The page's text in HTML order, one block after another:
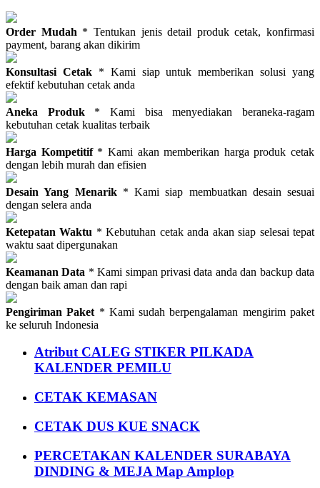
Order Mudah * Tentukan jenis detail produk cetak, konfirmasi
payment, barang akan dikirim
Konsultasi Cetak* Kami siap untuk memberikan solusi yang
efektif kebutuhan cetak anda
Aneka Produk * Kami bisa menyediakan beraneka-ragam
kebutuhan cetak kualitas terbaik
Harga Kompetitif* Kami akan memberikan harga produk cetak
dengan lebih murah dan efisien
Desain Yang Menarik* Kami siap membuatkan desain sesuai
dengan selera anda
Ketepatan Waktu * Kebutuhan cetak anda akan siap selesai tepat
waktu saat dipergunakan
Keamanan Data * Kami simpan privasi data anda dan backup data
dengan baik aman dan rapi
Pengiriman Paket * Kami sudah berpengalaman mengirim paket
ke seluruh Indonesia
Atribut CALEG STIKER PILKADA
KALENDER PEMILU
CETAK KEMASAN
CETAK DUS KUE SNACK
PERCETAKAN KALENDER SURABAYA
DINDING & MEJA Map Amplop